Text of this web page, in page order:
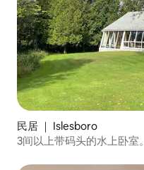
民居 ｜ Islesboro
3间以上带码头的水上卧室。